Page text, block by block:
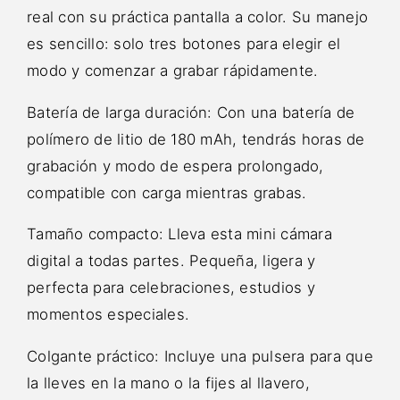
real con su práctica pantalla a color. Su manejo
es sencillo: solo tres botones para elegir el
modo y comenzar a grabar rápidamente.
Batería de larga duración: Con una batería de
polímero de litio de 180 mAh, tendrás horas de
grabación y modo de espera prolongado,
compatible con carga mientras grabas.
Tamaño compacto: Lleva esta mini cámara
digital a todas partes. Pequeña, ligera y
perfecta para celebraciones, estudios y
momentos especiales.
Colgante práctico: Incluye una pulsera para que
la lleves en la mano o la fijes al llavero,